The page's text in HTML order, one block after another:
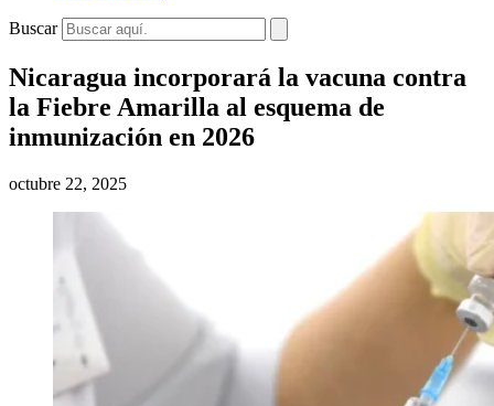
Buscar
Nicaragua incorporará la vacuna contra
la Fiebre Amarilla al esquema de
inmunización en 2026
octubre 22, 2025